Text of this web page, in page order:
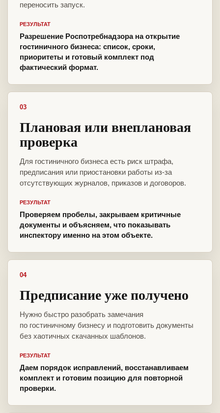
переносить запуск.
РЕЗУЛЬТАТ
Разрешение Роспотребнадзора на открытие
гостиничного бизнеса: список, сроки,
приоритеты и готовый комплект под
фактический формат.
03
Плановая или внеплановая
проверка
Для гостиничного бизнеса есть риск штрафа,
предписания или приостановки работы из-за
отсутствующих журналов, приказов и договоров.
РЕЗУЛЬТАТ
Проверяем пробелы, закрываем критичные
документы и объясняем, что показывать
инспектору именно на этом объекте.
04
Предписание уже получено
Нужно быстро разобрать замечания
по гостиничному бизнесу и подготовить документы
без хаотичных скачанных шаблонов.
РЕЗУЛЬТАТ
Даем порядок исправлений, восстанавливаем
комплект и готовим позицию для повторной
проверки.